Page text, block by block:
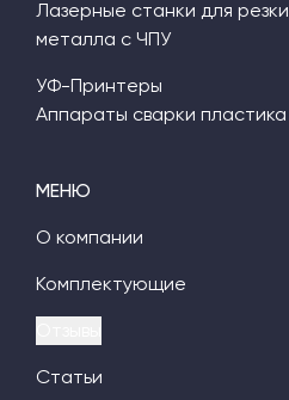
МЕНЮ
О компании
Комплектующие
Статьи
Лазерные станки для резки
металла с ЧПУ
УФ-Принтеры
Аппараты сварки пластика